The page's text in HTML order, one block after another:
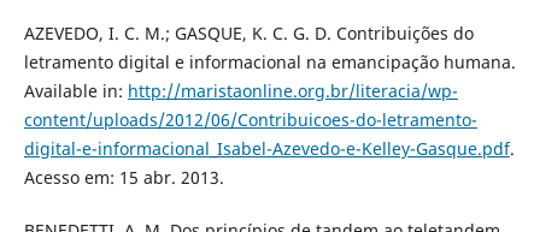
AZEVEDO, I. C. M.; GASQUE, K. C. G. D. Contribuições do
letramento digital e informacional na emancipação humana.
Available in: http://maristaonline.org.br/literacia/wp-
content/uploads/2012/06/Contribuicoes-do-letramento-
digital-e-informacional_Isabel-Azevedo-e-Kelley-Gasque.pdf.
Acesso em: 15 abr. 2013.